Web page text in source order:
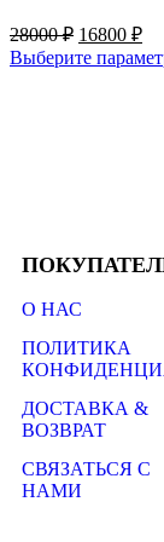
28000₽ 16800 ₽
Выберите
О НАС
ПОЛИТИКА
ДОСТАВКА &
ВОЗВРАТ
СВЯЗАТЬСЯ С
НАМИ